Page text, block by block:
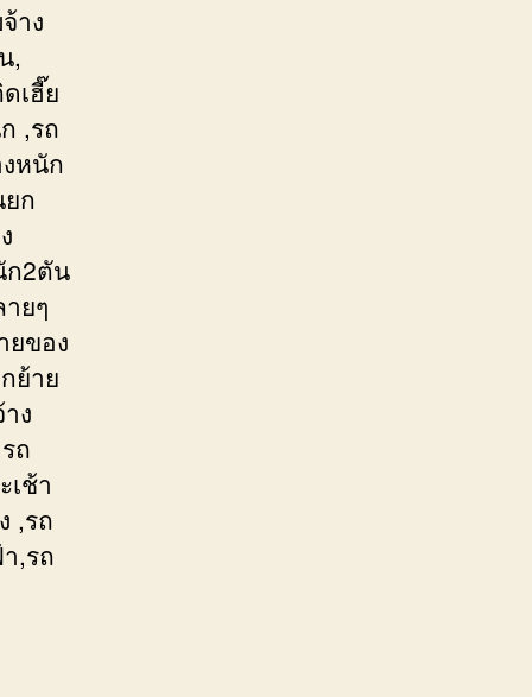
าง
,
เฮี๊ย
,รถ
หนัก
ก
ก2ตัน
ยๆ
ยของ
ย้าย
ง
ถ
ช้า
,รถ
,รถ